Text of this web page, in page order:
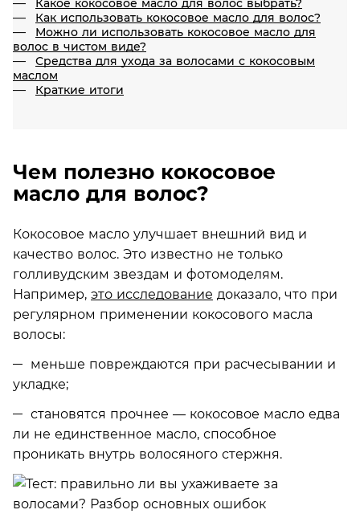
Какое кокосовое масло для волос выбрать?
Как использовать кокосовое масло для волос?
Можно ли использовать кокосовое масло для
волос в чистом виде?
Средства для ухода за волосами с кокосовым
маслом
Краткие итоги
Чем полезно кокосовое
масло для волос?
Кокосовое масло улучшает внешний вид и
качество волос. Это известно не только
голливудским звездам и фотомоделям.
Например, это исследование доказало, что при
регулярном применении кокосового масла
волосы:
меньше повреждаются при расчесывании и
укладке;
становятся прочнее — кокосовое масло едва
ли не единственное масло, способное
проникать внутрь волосяного стержня.